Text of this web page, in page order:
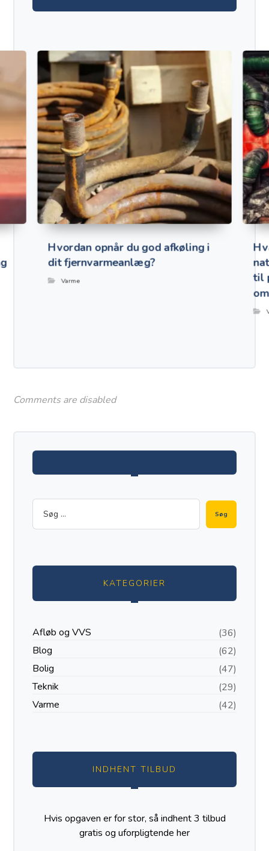
Hvordan opnår du god afkøling i
dit fjernvarmeanlæg?
Varme til
Comments are disabled
KATEGORIER
Afløb og VVS
(36)
Blog
(62)
Bolig
(47)
Teknik
(29)
Varme
(42)
INDHENT TILBUD
Hvis opgaven er for stor, så indhent 3 tilbud
gratis og uforpligtende her